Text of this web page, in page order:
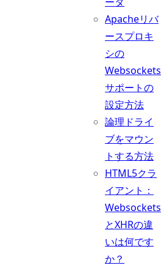
Apacheリバ
ースプロキ
シの
Websockets
サポートの
設定方法
論理ドライ
ブをマウン
トする方法
HTML5クラ
イアント：
Websockets
とXHRの違
いは何です
か？